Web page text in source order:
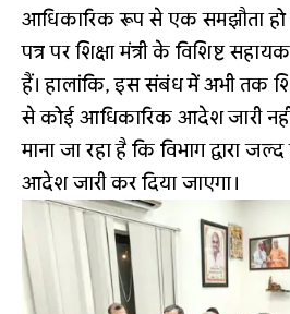
आधिकारिक रूप से एक समझौता हो
पत्र पर शिक्षा मंत्री के विशिष्ट
हैं। हालांकि, इस संबंध में अभी तक
से कोई आधिकारिक आदेश जारी
माना जा रहा है कि विभाग द्वारा
आदेश जारी कर दिया जाएगा।